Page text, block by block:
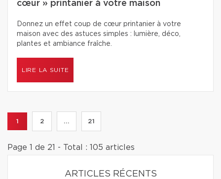
cœur » printanier à votre maison
Donnez un effet coup de cœur printanier à votre
maison avec des astuces simples : lumière, déco,
plantes et ambiance fraîche.
LIRE LA SUITE
1 2 ... 21
Page 1 de 21 - Total : 105 articles
ARTICLES RÉCENTS